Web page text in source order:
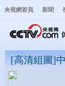
央視網首頁 新聞
[高清組圖]